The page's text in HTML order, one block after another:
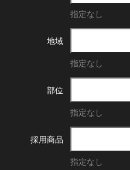
指定なし
地域
指定なし
部位
指定なし
採用商品
指定なし